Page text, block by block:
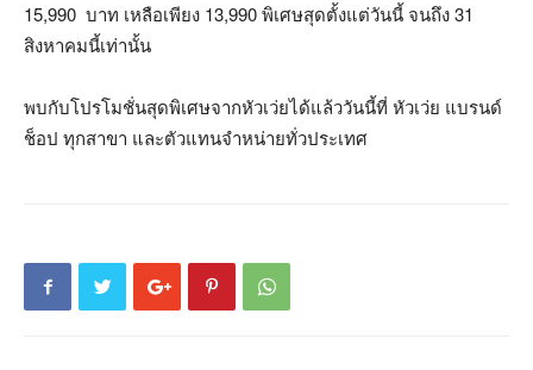
15,990 บาท เหลือเพียง 13,990 พิเศษสุดตั้งแต่วันนี้ จนถึง 31
สิงหาคมนี้เท่านั้น
พบกับโปรโมชั่นสุดพิเศษจากหัวเว่ยได้แล้ววันนี้ที่ หัวเว่ย แบรนด์
ช็อป ทุกสาขา และตัวแทนจำหน่ายทั่วประเทศ